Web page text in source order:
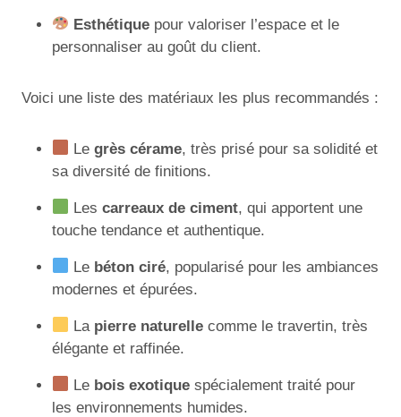
Esthétique pour valoriser l’espace et le
personnaliser au goût du client.
Voici une liste des matériaux les plus recommandés :
Legrès cérame, très prisé pour sa solidité et
sa diversité de finitions.
Lescarreaux de ciment, qui apportent une
touche tendance et authentique.
Le béton ciré, popularisé pour les ambiances
modernes et épurées.
La pierre naturelle comme le travertin, très
élégante et raffinée.
Le bois exotique spécialement traité pour
les environnements humides.